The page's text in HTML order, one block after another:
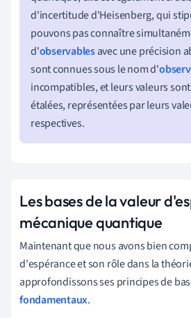
d'incertitude d'Heisenberg, qui
pouvons pas connaître
d'observablesavec une précision
sont connues sous le nom d'
incompatibles, et leurs valeurs
étalées, représentées par leurs
respectives.
Les bases de la valeur
mécanique quantique
Maintenant que nous avons bien
d'espérance et son rôle dans la
approfondissons ses principes de
fondamentaux.